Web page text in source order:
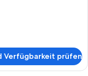
Verfügbarkeit prüfen